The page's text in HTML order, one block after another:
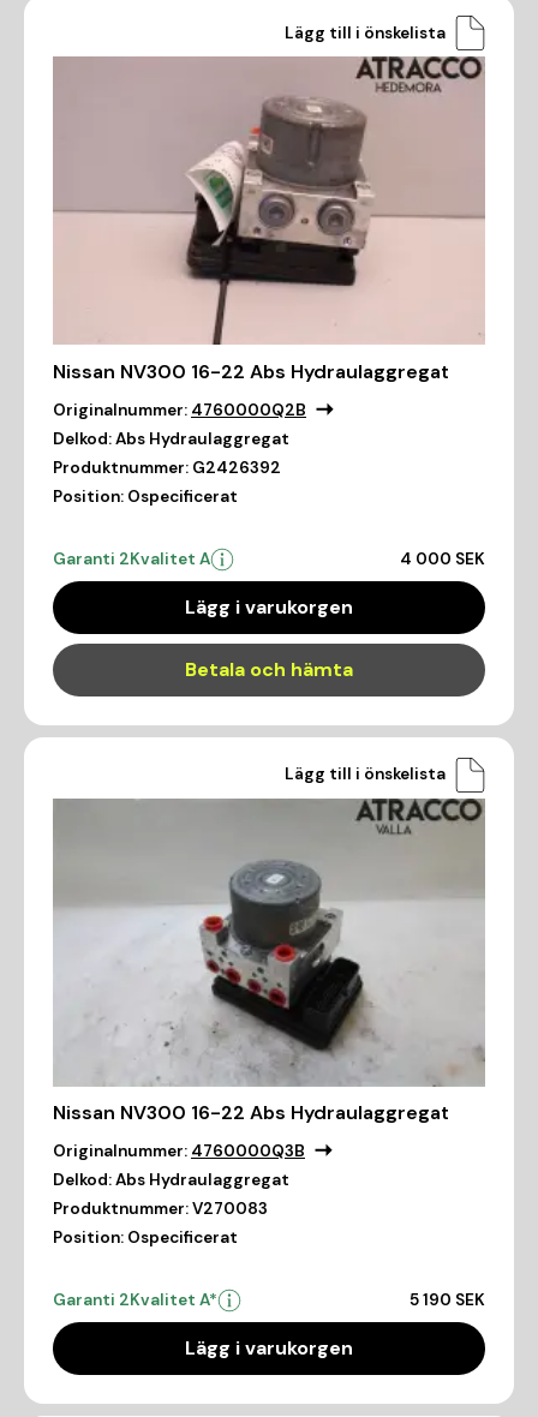
Lägg till i önskelista
Nissan NV300 16-22 Abs Hydraulaggregat
Originalnummer: 4760000Q2B
Delkod:Abs Hydraulaggregat
Produktnummer: G2426392
Position: Ospecificerat
Garanti 2Kvalitet A 4 000 SEK
Lägg i varukorgen
Betala och hämta
Lägg till i önskelista
Nissan NV300 16-22 Abs Hydraulaggregat
Originalnummer: 4760000Q3B
Delkod:Abs Hydraulaggregat
Produktnummer:V270083
Position: Ospecificerat
Garanti 2Kvalitet A* 5 190 SEK
Lägg i varukorgen